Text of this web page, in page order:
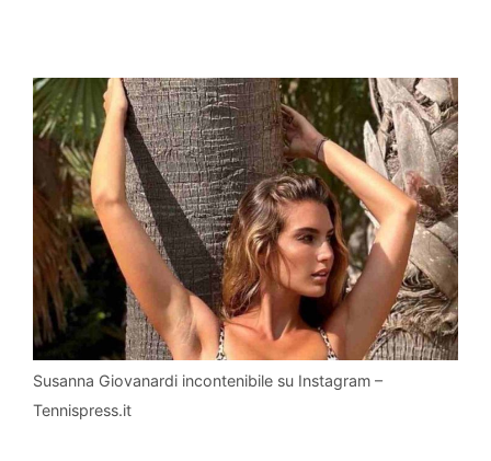
Susanna Giovanardi incontenibile su Instagram –
Tennispress.it